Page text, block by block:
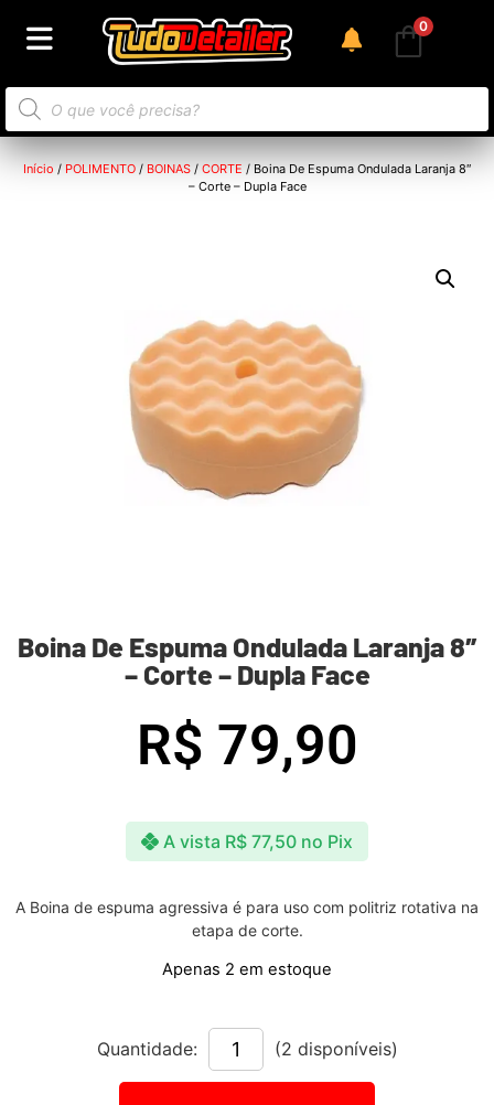
0
Início / POLIMENTO / BOINAS / CORTE / Boina De Espuma Ondulada Laranja 8″
– Corte – Dupla Face
Boina De Espuma Ondulada Laranja 8″
– Corte – Dupla Face
R$ 79,90
A vista R$ 77,50 no Pix
A Boina de espuma agressiva é para uso com politriz rotativa na
etapa de corte.
Apenas 2 em estoque
Quantidade: (2 disponíveis)